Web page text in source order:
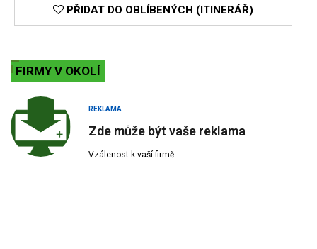
PŘIDAT DO OBLÍBENÝCH (ITINERÁŘ)
FIRMY V OKOLÍ
REKLAMA
Zde může být vaše reklama
Vzálenost k vaší firmě